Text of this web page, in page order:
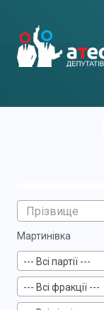
Мартинівка
--- Всі партії ---
--- Всі фракції ---